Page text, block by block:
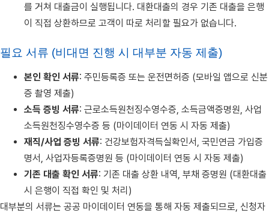
를 거쳐 대출금이 실행됩니다. 대환대출의 경우 기존 대출을 은행
이 직접 상환하므로 고객이 따로 처리할 필요가 없습니다.
필요 서류 (비대면 진행 시 대부분 자동 제출)
본인 확인 서류: 주민등록증 또는 운전면허증 (모바일 앱으로 신분
증 촬영 제출)
소득 증빙 서류: 근로소득원천징수영수증, 소득금액증명원, 사업
소득원천징수영수증 등 (마이데이터 연동 시 자동 제출)
재직/사업 증빙 서류: 건강보험자격득실확인서, 국민연금 가입증
명서, 사업자등록증명원 등 (마이데이터 연동 시 자동 제출)
기존 대출 확인 서류: 기존 대출 상환 내역, 부채 증명원 (대환대출
시 은행이 직접 확인 및 처리)
대부분의 서류는 공공 마이데이터 연동을 통해 자동 제출되므로, 신청자